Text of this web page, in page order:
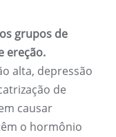
grupos de
ereção.
alta, depressão
de
causar
o hormônio